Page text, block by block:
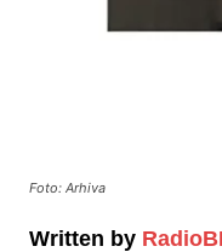
Foto: Arhiva
Written by